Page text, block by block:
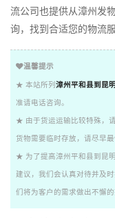
流公司也提供从漳州发
询，找到合适您的物流服
温馨提示
★ 本站所列 漳州平和县到昆
准请电话咨询。
★ 由于货运运输比较特殊，
货物需要临时存放，请尽早
★ 为了提高漳州平和县到昆
建议，我们会认真对待并及
们将为客户的需求做出不懈